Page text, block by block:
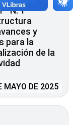
- N. 1 -
y
para la
de la
MAYO DE 2025